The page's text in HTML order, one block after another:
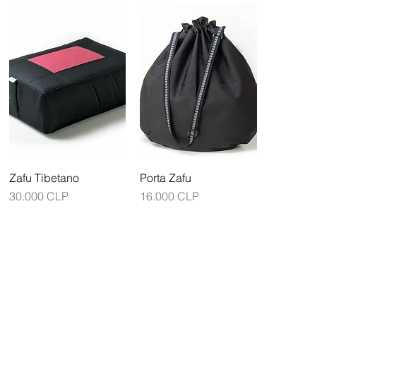
Zafu Tibetano
Precio
30.000 CLP
Porta Zafu
Precio
16.000 CLP